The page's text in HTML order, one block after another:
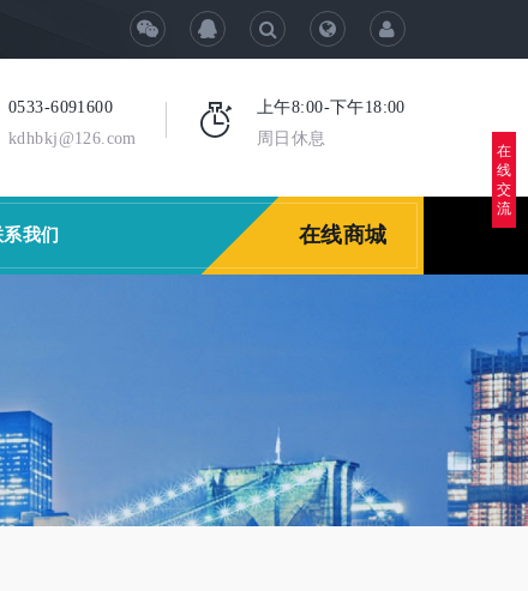
0533-6091600
kdhbkj@126.com
上午8:00-下午18:00
周日休息
系我们 在线商城
在
线
交
流